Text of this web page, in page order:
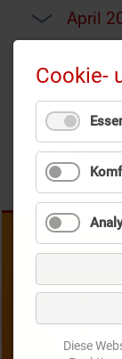
April
Cookie-
Diese